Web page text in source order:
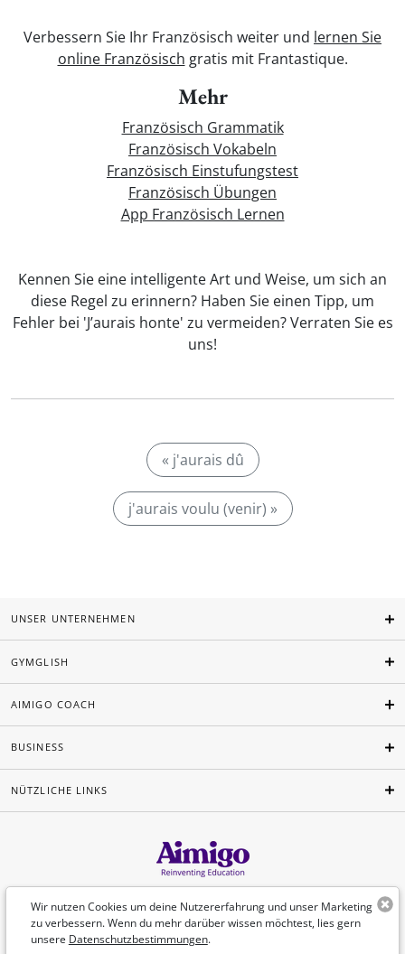
Verbessern Sie Ihr Französisch weiter und lernen Sie
online Französisch gratis mit Frantastique.
Mehr
Französisch Grammatik
Französisch Vokabeln
Französisch Einstufungstest
Französisch Übungen
App Französisch Lernen
Kennen Sie eine intelligente Art und Weise, um sich an
diese Regel zu erinnern? Haben Sie einen Tipp, um
Fehler bei 'J’aurais honte' zu vermeiden? Verraten Sie es
uns!
« j'aurais dû
j'aurais voulu (venir) »
Wir nutzen Cookies um deine Nutzererfahrung und unser Marketing
zu verbessern. Wenn du mehr darüber wissen möchtest, lies gern
unsere Datenschutzbestimmungen.
UNSER UNTERNEHMEN
GYMGLISH
AIMIGO COACH
BUSINESS
NÜTZLICHE LINKS
Deutsch
©Aimigo 2026